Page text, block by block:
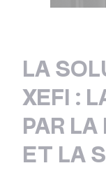
LA
XEFI :
PAR
ET LA